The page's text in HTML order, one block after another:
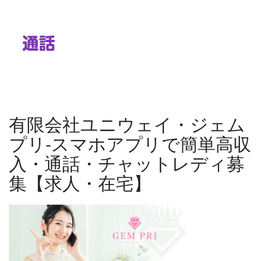
有限会社ユニウェイ・ジェム
プリ-スマホアプリで簡単高収
入・通話・チャットレディ募
集【求人・在宅】